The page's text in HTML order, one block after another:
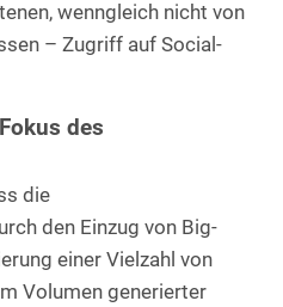
wenngleich nicht von
– Zugriff auf Social-
des
die
den Einzug von Big-
einer Vielzahl von
Volumen generierter